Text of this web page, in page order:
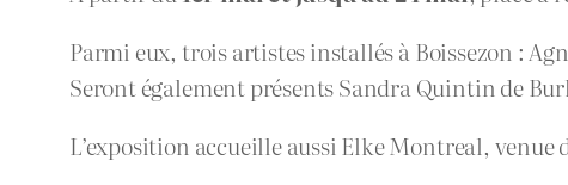
Parmi eux, trois artistes installés à Boissezon :
Seront également présents Sandra Quintin de
L’exposition accueille aussi Elke Montreal,